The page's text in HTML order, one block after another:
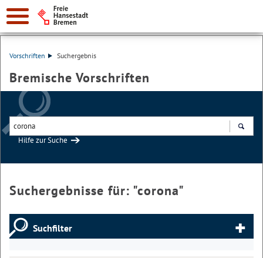
Vorschriften Suchergebnis
Bremische Vorschriften
Hilfe zur Suche
Suchergebnisse für: "corona"
Suchfilter